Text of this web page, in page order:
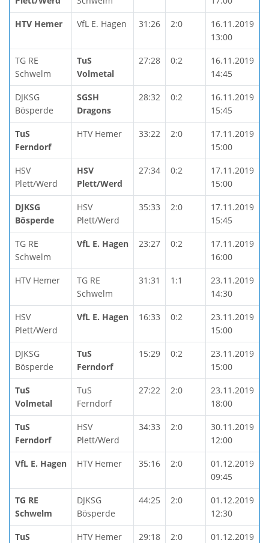
HTV Hemer VfL E. Hagen 31:26 2:0
16.11.2019
13:00
TG RE
Schwelm
TuS
Volmetal
27:28 0:2
16.11.2019
14:45
DJKSG
Bösperde
SGSH
Dragons
28:32 0:2
16.11.2019
15:45
TuS
Ferndorf
HTV Hemer 33:22 2:0
17.11.2019
15:00
HSV
Plett/Werd
HSV
Plett/Werd
27:34 0:2
17.11.2019
15:00
DJKSG
Bösperde
HSV
Plett/Werd
35:33 2:0
17.11.2019
15:45
TG RE
Schwelm
VfL E. Hagen 23:27 0:2
17.11.2019
16:00
HTV Hemer
TG RE
Schwelm
31:31 1:1
23.11.2019
14:30
HSV
Plett/Werd
VfL E. Hagen 16:33 0:2
23.11.2019
15:00
DJKSG
Bösperde
TuS
Ferndorf
15:29 0:2
23.11.2019
15:00
TuS
Volmetal
TuS
Ferndorf
27:22 2:0
23.11.2019
18:00
TuS
Ferndorf
HSV
Plett/Werd
34:33 2:0
30.11.2019
12:00
VfL E. Hagen HTV Hemer 35:16 2:0
01.12.2019
09:45
TG RE
Schwelm
DJKSG
Bösperde
44:25 2:0
01.12.2019
12:30
TuS
HTV Hemer 29:18 2:0
01.12.2019